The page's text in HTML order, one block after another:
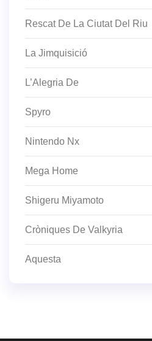
Rescat De La Ciutat Del Riu
La Jimquisició
L’Alegria De
Spyro
Nintendo Nx
Mega Home
Shigeru Miyamoto
Cròniques De Valkyria
Aquesta